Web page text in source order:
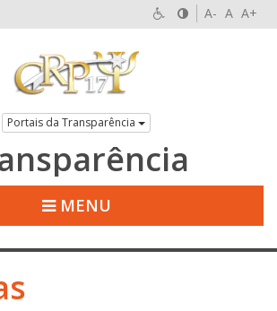
A- A A+
Portais da Transparência
MENU